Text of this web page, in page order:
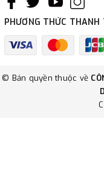
PHƯƠNG THỨC THANH
© Bản quyền thuộc về